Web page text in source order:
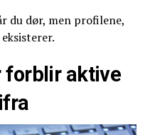
du dør, men profilene,
forblir aktive